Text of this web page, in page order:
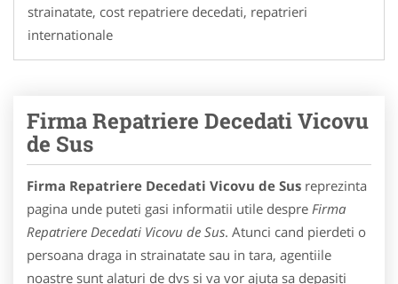
strainatate, cost repatriere decedati, repatrieri
internationale
Firma Repatriere Decedati Vicovu
de Sus
Firma Repatriere Decedati Vicovu de Sus reprezinta
pagina unde puteti gasi informatii utile despre Firma
Repatriere Decedati Vicovu de Sus. Atunci cand pierdeti o
persoana draga in strainatate sau in tara, agentiile
noastre sunt alaturi de dvs si va vor ajuta sa depasiti